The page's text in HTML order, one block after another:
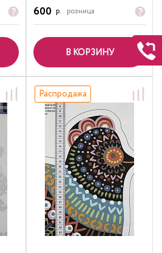
600 р. розница
В КОРЗИНУ
Распродажа